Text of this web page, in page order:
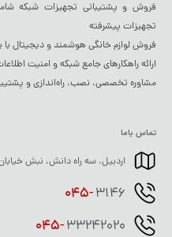
فروش و پشتیبانی تجهیزات شبکه
تجهیزات پیشرفته
فروش لوازم خانگی هوشمند و دیجیتال
ارائه راهکارهای جامع شبکه و امنیت
مشاوره تخصصی، نصب، راه‌اندازی و
تماس باما
اردبیل، سه راه دانش، نبش
045-3146
045-33242020